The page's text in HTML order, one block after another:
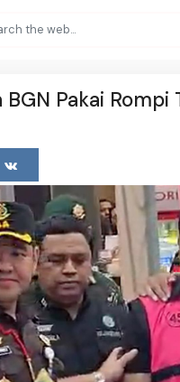
BGN Pakai